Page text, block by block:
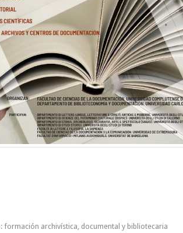
formación archivística, documental y bibliotecaria